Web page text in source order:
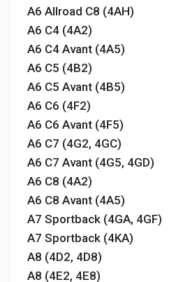
A6 Allroad C8 (4AH)
A6 C4 (4A2)
A6 C4 Avant (4A5)
A6 C5 (4B2)
A6 C5 Avant (4B5)
A6 C6 (4F2)
A6 C6 Avant (4F5)
A6 C7 (4G2, 4GC)
A6 C7 Avant (4G5, 4GD)
A6 C8 (4A2)
A6 C8 Avant (4A5)
A7 Sportback (4GA, 4GF)
A7 Sportback (4KA)
A8 (4D2, 4D8)
A8 (4E2, 4E8)